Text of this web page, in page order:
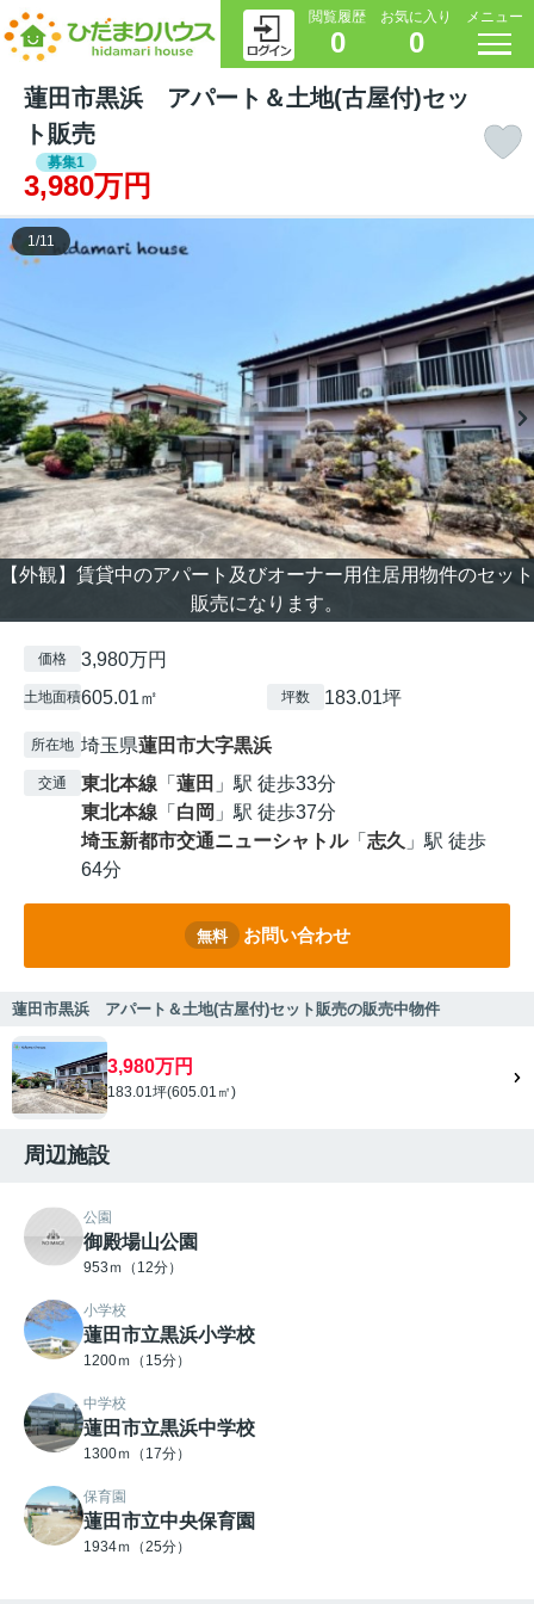
閲覧履歴
0
お気に入り
0
メニュー
蓮田市黒浜 アパート＆土地(古屋付)セッ
ト販売
募集1
3,980万円
【外観】賃貸中のアパート及びオーナー用住居用物件のセット
販売になります。
1/11
価格 3,980万円
土地面積605.01㎡ 坪数 183.01坪
所在地 埼玉県蓮田市大字黒浜
交通 東北本線 「 蓮田 」駅 徒歩33分
東北本線 「 白岡 」駅 徒歩37分
埼玉新都市交通ニューシャトル「 志久 」駅 徒歩
64分
無料 お問い合わせ
蓮田市黒浜 アパート＆土地(古屋付)セット販売の販売中物件
3,980万円
183.01坪(605.01㎡)
周辺施設
公園
御殿場山公園
953ｍ（12分）
小学校
蓮田市立黒浜小学校
1200ｍ（15分）
中学校
蓮田市立黒浜中学校
1300ｍ（17分）
保育園
蓮田市立中央保育園
1934ｍ（25分）